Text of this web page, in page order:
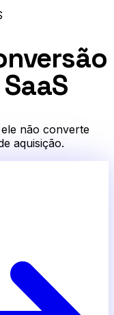
não converte
aquisição.